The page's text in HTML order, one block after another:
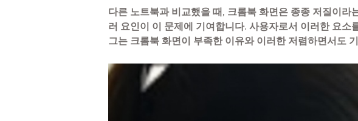
다른 노트북과 비교했을 때, 크롬북 화면은 종종 저질이
러 요인이 이 문제에 기여합니다. 사용자로서 이러한 요
그는 크롬북 화면이 부족한 이유와 이러한 저렴하면서도